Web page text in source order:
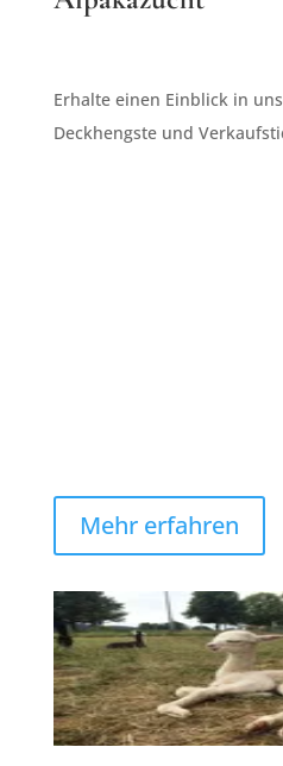
Erhalte einen Einblick in
Deckhengste und
Mehr erfahren